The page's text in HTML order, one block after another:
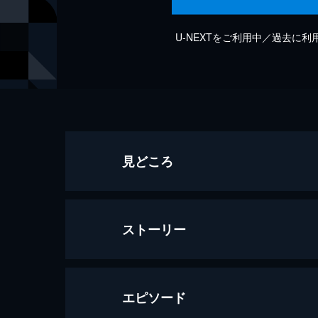
U-NEXTをご利用中／過去に利
見どころ
ストーリー
エピソード